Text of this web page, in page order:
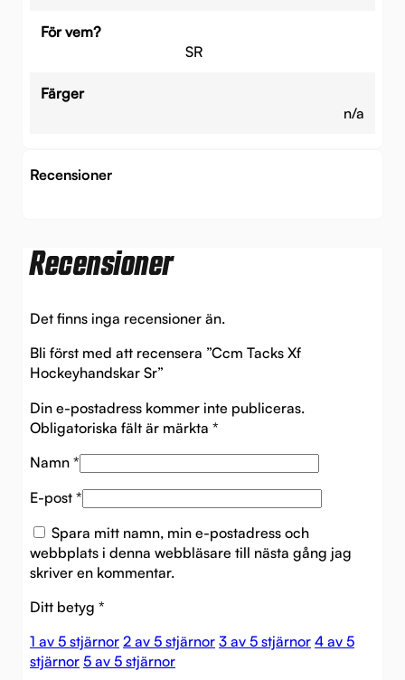
För vem?
SR
Färger
n/a
Recensioner
Recensioner
Det finns inga recensioner än.
Bli först med att recensera ”Ccm Tacks Xf
Hockeyhandskar Sr”
Din e-postadress kommer inte publiceras.
Obligatoriska fält är märkta *
Namn *
E-post *
Spara mitt namn, min e-postadress och
webbplats i denna webbläsare till nästa gång jag
skriver en kommentar.
Ditt betyg *
1 av 5 stjärnor 2 av 5 stjärnor 3 av 5 stjärnor 4 av 5
stjärnor 5 av 5 stjärnor